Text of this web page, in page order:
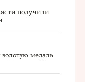
получили
золотую медаль